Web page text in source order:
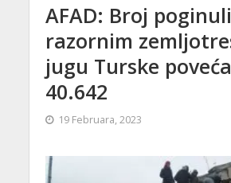
AFAD: Broj
razornim
jugu Turske
40.642
19 Februara, 2023